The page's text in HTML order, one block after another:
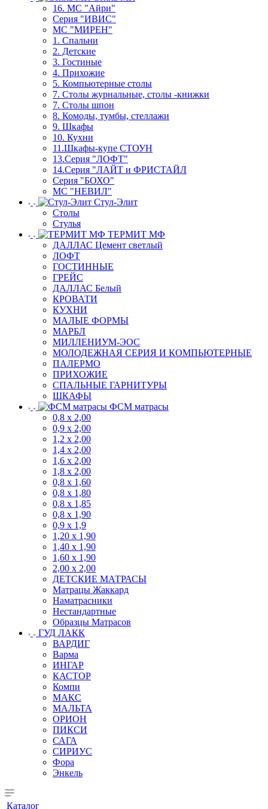
16. МС "Айри"
Серия "ИВИС"
МС "МИРЕН"
1. Спальни
2. Детские
3. Гостиные
4. Прихожие
5. Компьютерные столы
7. Столы журнальные, столы -книжки
7. Столы шпон
8. Комоды, тумбы, стеллажи
9. Шкафы
10. Кухни
11.Шкафы-купе СТОУН
13.Серия "ЛОФТ"
14.Серия "ЛАЙТ и ФРИСТАЙЛ
Серия "БОХО"
МС "НЕВИЛ"
Стул-Элит
Столы
Стулья
ТЕРМИТ МФ
ДАЛЛАС Цемент светлый
ЛОФТ
ГОСТИННЫЕ
ГРЕЙС
ДАЛЛАС Белый
КРОВАТИ
КУХНИ
МАЛЫЕ ФОРМЫ
МАРБЛ
МИЛЛЕНИУМ-ЭОС
МОЛОДЕЖНАЯ СЕРИЯ И КОМПЬЮТЕРНЫЕ
ПАЛЕРМО
ПРИХОЖИЕ
СПАЛЬНЫЕ ГАРНИТУРЫ
ШКАФЫ
ФСМ матрасы
0,8 х 2,00
0,9 х 2,00
1,2 х 2,00
1,4 х 2,00
1,6 х 2,00
1,8 х 2,00
0,8 х 1,60
0,8 х 1,80
0,8 х 1,85
0,8 х 1,90
0,9 х 1,9
1,20 х 1,90
1,40 х 1,90
1,60 х 1,90
2,00 х 2,00
ДЕТСКИЕ МАТРАСЫ
Матрацы Жаккард
Наматрасники
Нестандартные
Образцы Матрасов
ГУД ЛАКК
ВАРДИГ
Варма
ИНГАР
КАСТОР
Компи
МАКС
МАЛЬТА
ОРИОН
ПИКСИ
САГА
СИРИУС
Фора
Энкель
Каталог